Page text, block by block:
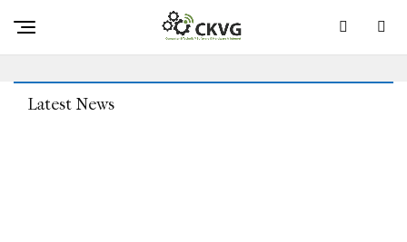
Sabre Interactive Wirft Spintires-Erfinder Oovee
Videospiele Der Verleumdung Vor
Latest News